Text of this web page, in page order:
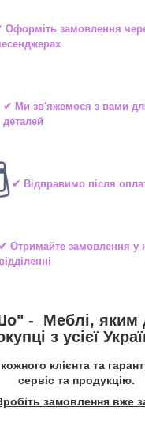
Оформіть замовлення
✔ Ми зв'яжемося з вами
деталей
✔ Відправимо після
✔ Отримайте замовлення у
відділенні
- Меблі, яким
з усієї
клієнта та
сервіс та продукцію.
замовлення вже